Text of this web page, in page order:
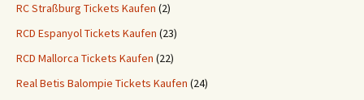
RC Straßburg Tickets Kaufen (2)
RCD Espanyol Tickets Kaufen (23)
RCD Mallorca Tickets Kaufen (22)
Real Betis Balompie Tickets Kaufen (24)